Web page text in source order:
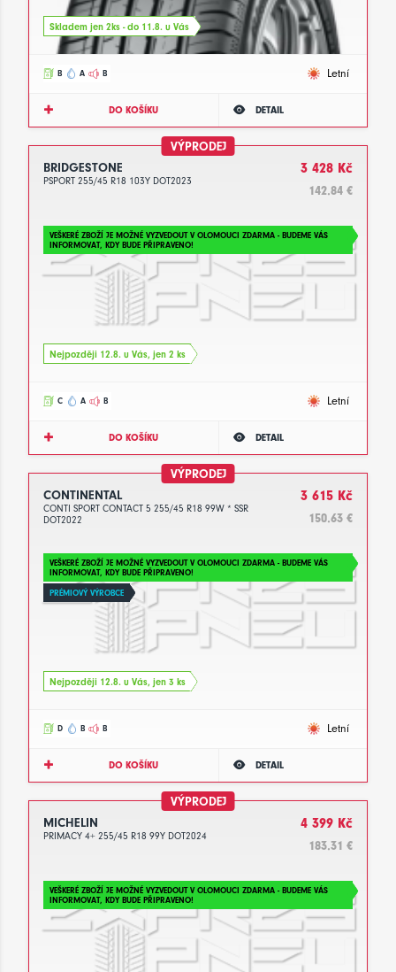
Skladem jen 2ks - do 11.8. u Vás
B A B Letní
DO KOŠÍKU DETAIL
VÝPRODEJ
BRIDGESTONE
PSPORT 255/45 R18 103Y DOT2023
3 428 Kč
142.84 €
VEŠKERÉ ZBOŽÍ JE MOŽNÉ VYZVEDOUT V OLOMOUCI ZDARMA - BUDEME VÁS
INFORMOVAT, KDY BUDE PŘIPRAVENO!
Nejpozději 12.8. u Vás, jen 2 ks
C A B Letní
DO KOŠÍKU DETAIL
VÝPRODEJ
CONTINENTAL
CONTI SPORT CONTACT 5 255/45 R18 99W * SSR
DOT2022
3 615 Kč
150.63 €
VEŠKERÉ ZBOŽÍ JE MOŽNÉ VYZVEDOUT V OLOMOUCI ZDARMA - BUDEME VÁS
INFORMOVAT, KDY BUDE PŘIPRAVENO!
PRÉMIOVÝ VÝROBCE
Nejpozději 12.8. u Vás, jen 3 ks
D B B Letní
DO KOŠÍKU DETAIL
VÝPRODEJ
MICHELIN
PRIMACY 4+ 255/45 R18 99Y DOT2024
4 399 Kč
183.31 €
VEŠKERÉ ZBOŽÍ JE MOŽNÉ VYZVEDOUT V OLOMOUCI ZDARMA - BUDEME VÁS
INFORMOVAT, KDY BUDE PŘIPRAVENO!